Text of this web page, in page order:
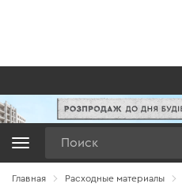
Главная Расходные материалы